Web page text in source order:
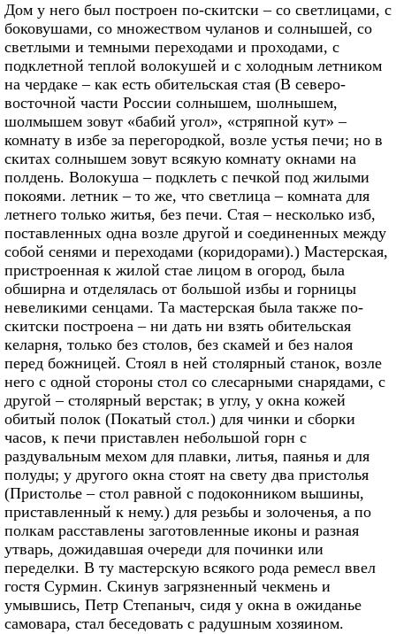
Дом у него был построен по-скитски – со светлицами, с
боковушами, со множеством чуланов и солнышей, со
светлыми и темными переходами и проходами, с
подклетной теплой волокушей и с холодным летником
на чердаке – как есть обительская стая (В северо-
восточной части России солнышем, шолнышем,
шолмышем зовут «бабий угол», «стряпной кут» –
комнату в избе за перегородкой, возле устья печи; но в
скитах солнышем зовут всякую комнату окнами на
полдень. Волокуша – подклеть с печкой под жилыми
покоями. летник – то же, что светлица – комната для
летнего только житья, без печи. Стая – несколько изб,
поставленных одна возле другой и соединенных между
собой сенями и переходами (коридорами).) Мастерская,
пристроенная к жилой стае лицом в огород, была
обширна и отделялась от большой избы и горницы
невеликими сенцами. Та мастерская была также по-
скитски построена – ни дать ни взять обительская
келарня, только без столов, без скамей и без налоя
перед божницей. Стоял в ней столярный станок, возле
него с одной стороны стол со слесарными снарядами, с
другой – столярный верстак; в углу, у окна кожей
обитый полок (Покатый стол.) для чинки и сборки
часов, к печи приставлен небольшой горн с
раздувальным мехом для плавки, литья, паянья и для
полуды; у другого окна стоят на свету два пристолья
(Пристолье – стол равной с подоконником вышины,
приставленный к нему.) для резьбы и золоченья, а по
полкам расставлены заготовленные иконы и разная
утварь, дожидавшая очереди для починки или
переделки. В ту мастерскую всякого рода ремесл ввел
гостя Сурмин. Скинув загрязненный чекмень и
умывшись, Петр Степаныч, сидя у окна в ожиданье
самовара, стал беседовать с радушным хозяином.